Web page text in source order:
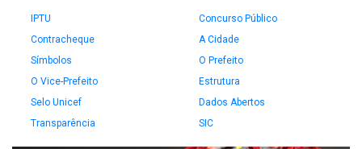
IPTU
Concurso Público
Contracheque
A Cidade
Símbolos
O Prefeito
O Vice-Prefeito
Estrutura
Selo Unicef
Dados Abertos
Transparência
SIC